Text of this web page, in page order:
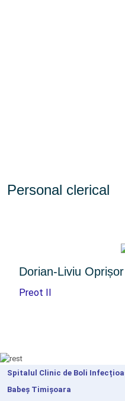
Personal clerical
Dorian-Liviu Oprișor
Preot II
Spitalul Clinic de Boli
Babeș Timișoara